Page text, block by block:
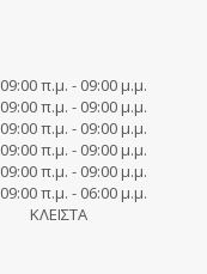
09:00 π.μ. - 09:00 μ.μ.
09:00 π.μ. - 09:00 μ.μ.
09:00 π.μ. - 09:00 μ.μ.
09:00 π.μ. - 09:00 μ.μ.
09:00 π.μ. - 09:00 μ.μ.
09:00 π.μ. - 06:00 μ.μ.
ΚΛΕΙΣΤΑ